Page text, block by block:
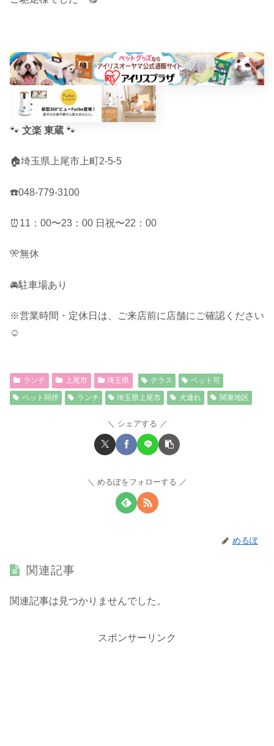
🐾 文楽 東蔵 🐾
🏠埼玉県上尾市上町2-5-5
☎️048-779-3100
⏰11：00〜23：00 日祝〜22：00
🎌無休
🚘駐車場あり
※営業時間・定休日は、ご来店前に店舗にご確認ください
☺︎
ランチ 上尾市 埼玉県 テラス
ペット可
ペット同伴
ランチ 埼玉県上尾市 犬連れ 関東地区
シェアする
めるぽをフォローする
めるぽ
関連記事
関連記事は見つかりませんでした。
スポンサーリンク